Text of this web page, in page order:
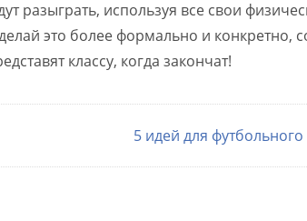
разыграть, используя все свои
это более формально и конкретно,
классу, когда закончат!
5 идей для